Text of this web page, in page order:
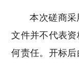
本次磋商
文件并不代表
何责任。开标